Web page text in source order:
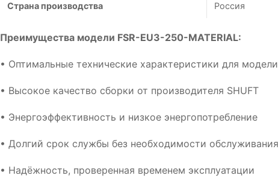
Страна производства Россия
Преимущества модели FSR-EU3-250-MATERIAL:
• Оптимальные технические характеристики для
• Высокое качество сборки от производителя SHUFT
• Энергоэффективность и низкое энергопотребление
• Долгий срок службы без необходимости обслуживания
• Надёжность, проверенная временем эксплуатации